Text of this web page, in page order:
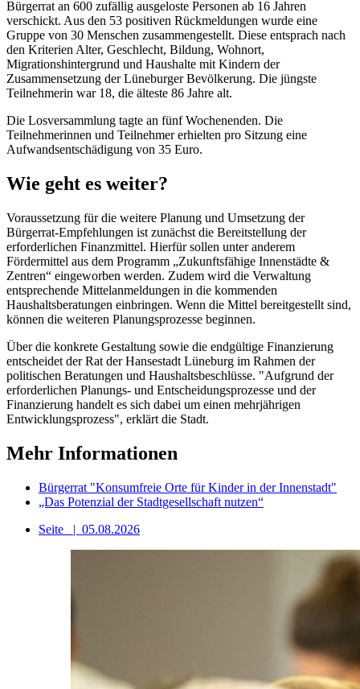
Bürgerrat an 600 zufällig ausgeloste Personen ab 16 Jahren
verschickt. Aus den 53 positiven Rückmeldungen wurde eine
Gruppe von 30 Menschen zusammengestellt. Diese entsprach nach
den Kriterien Alter, Geschlecht, Bildung, Wohnort,
Migrationshintergrund und Haushalte mit Kindern der
Zusammensetzung der Lüneburger Bevölkerung. Die jüngste
Teilnehmerin war 18, die älteste 86 Jahre alt.
Die Losversammlung tagte an fünf Wochenenden. Die
Teilnehmerinnen und Teilnehmer erhielten pro Sitzung eine
Aufwandsentschädigung von 35 Euro.
Wie geht es weiter?
Voraussetzung für die weitere Planung und Umsetzung der
Bürgerrat-Empfehlungen ist zunächst die Bereitstellung der
erforderlichen Finanzmittel. Hierfür sollen unter anderem
Fördermittel aus dem Programm „Zukunftsfähige Innenstädte &
Zentren“ eingeworben werden. Zudem wird die Verwaltung
entsprechende Mittelanmeldungen in die kommenden
Haushaltsberatungen einbringen. Wenn die Mittel bereitgestellt sind,
können die weiteren Planungsprozesse beginnen.
Über die konkrete Gestaltung sowie die endgültige Finanzierung
entscheidet der Rat der Hansestadt Lüneburg im Rahmen der
politischen Beratungen und Haushaltsbeschlüsse. "Aufgrund der
erforderlichen Planungs- und Entscheidungsprozesse und der
Finanzierung handelt es sich dabei um einen mehrjährigen
Entwicklungsprozess", erklärt die Stadt.
Mehr Informationen
Bürgerrat "Konsumfreie Orte für Kinder in der Innenstadt"
„Das Potenzial der Stadtgesellschaft nutzen“
Seite
| 05.08.2026